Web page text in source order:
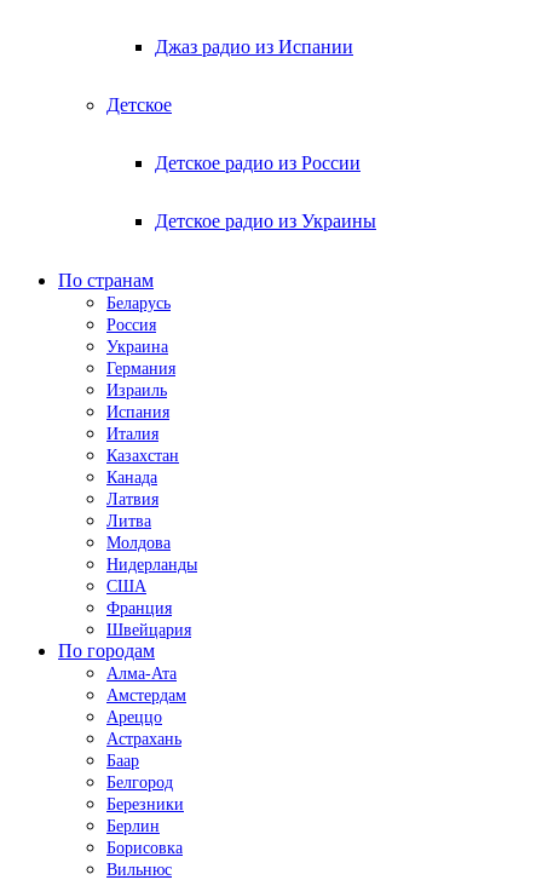
Джаз радио из Испании
Детское
Детское радио из России
Детское радио из Украины
По странам
Беларусь
Россия
Украина
Германия
Израиль
Испания
Италия
Казахстан
Канада
Латвия
Литва
Молдова
Нидерланды
США
Франция
Швейцария
По городам
Алма-Ата
Амстердам
Ареццо
Астрахань
Баар
Белгород
Березники
Берлин
Борисовка
Вильнюс